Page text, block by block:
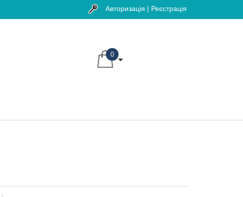
Авторизація | Реєстрація
0